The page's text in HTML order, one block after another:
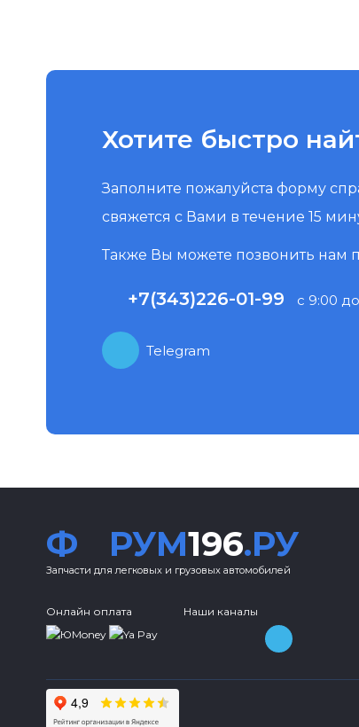
Хотите быстро
Заполните пожалуйста форму
свяжется с Вами в течение 15
Также Вы можете позвонить нам
+7(343)226-01-99 с 9:00
Telegram
Ф РУМ196.РУ
Запчасти для легковых и грузовых автомобилей
Онлайн оплата Наши каналы